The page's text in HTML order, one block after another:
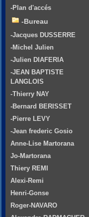
-Plan d'accés
-Bureau
-Jacques DUSSERRE
-Michel Julien
-Julien DIAFERIA
-JEAN BAPTISTE
LANGLOIS
-Thierry NAY
-Bernard BERISSET
-Pierre LEVY
-Jean frederic Gosio
Anne-Lise Martorana
Jo-Martorana
Thiery REMI
Alexi-Remi
Henri-Gonse
Roger-NAVARO